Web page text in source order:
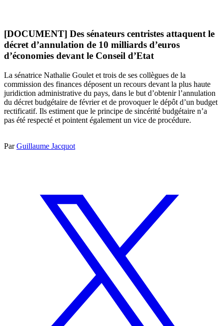
[DOCUMENT] Des sénateurs centristes attaquent le
décret d’annulation de 10 milliards d’euros
d’économies devant le Conseil d’Etat
La sénatrice Nathalie Goulet et trois de ses collègues de la
commission des finances déposent un recours devant la plus haute
juridiction administrative du pays, dans le but d’obtenir l’annulation
du décret budgétaire de février et de provoquer le dépôt d’un budget
rectificatif. Ils estiment que le principe de sincérité budgétaire n’a
pas été respecté et pointent également un vice de procédure.
ParGuillaume Jacquot